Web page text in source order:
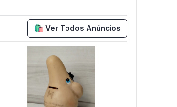
🛍️ Ver Todos Anúncios